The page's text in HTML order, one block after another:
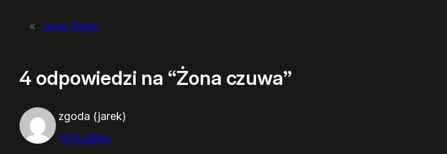
« Ja to chcę!
4 odpowiedzi na “Żona czuwa”
zgoda (jarek)
11/12/2004